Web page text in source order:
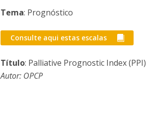
Tema: Prognóstico
Consulte aqui estas escalas
Título: Palliative Prognostic Index (PPI)
Autor: OPCP